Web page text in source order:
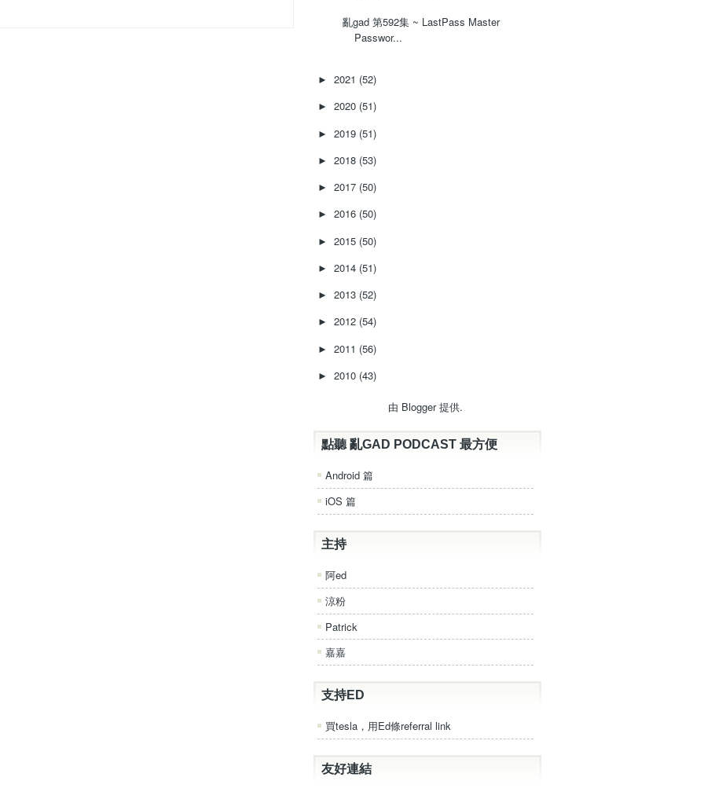
亂‌‌‌gad‌‌‌ ‌‌‌‌‌第‌‌‌592集 ~ LastPass Master
Passwor...
► 2021 (52)
► 2020 (51)
► 2019 (51)
► 2018 (53)
► 2017 (50)
► 2016 (50)
► 2015 (50)
► 2014 (51)
► 2013 (52)
► 2012 (54)
► 2011 (56)
► 2010 (43)
由 Blogger提供.
點聽 亂GAD PODCAST 最方便
Android 篇
iOS 篇
主持
阿ed
涼粉
Patrick
嘉嘉
支持ED
買tesla，用Ed條referral link
友好連結